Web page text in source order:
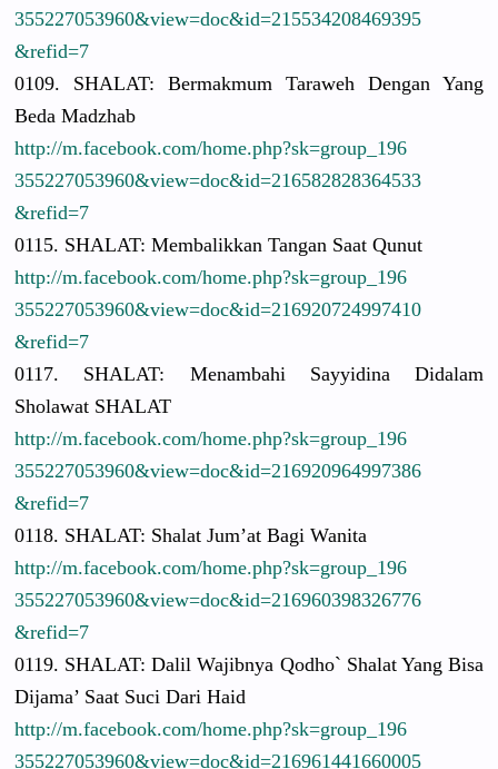
355227053960&view=doc&id=215534208469395
&refid=7
0109. SHALAT: Bermakmum Taraweh Dengan Yang
Beda Madzhab
http://m.facebook.com/home.php?sk=group_196
355227053960&view=doc&id=216582828364533
&refid=7
0115. SHALAT: Membalikkan Tangan Saat Qunut
http://m.facebook.com/home.php?sk=group_196
355227053960&view=doc&id=216920724997410
&refid=7
0117. SHALAT: Menambahi Sayyidina Didalam
Sholawat SHALAT
http://m.facebook.com/home.php?sk=group_196
355227053960&view=doc&id=216920964997386
&refid=7
0118. SHALAT: Shalat Jum’at Bagi Wanita
http://m.facebook.com/home.php?sk=group_196
355227053960&view=doc&id=216960398326776
&refid=7
0119. SHALAT: Dalil Wajibnya Qodho` Shalat Yang Bisa
Dijama’ Saat Suci Dari Haid
http://m.facebook.com/home.php?sk=group_196
355227053960&view=doc&id=216961441660005